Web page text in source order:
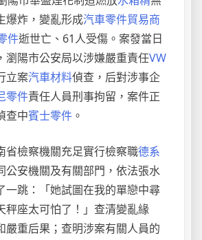
爆炸，變亂形成汽車零件貿易商
件逝世亡、61人受傷。案發當日
，瀏陽市公安局以涉嫌嚴重責任VW
立案汽車材料偵查，后對涉事企
零件責任人員刑事拘留，案件正
查中賓士零件 。
省檢察機關充足實行檢察職德系
公安機關及有關部門，依法張水
一跳：「她試圖在我的單戀中尋
秤座太可怕了！」查清變亂緣
嚴重后果；查明涉案有關人員的